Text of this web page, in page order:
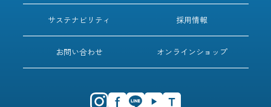
サステナビリティ 採用情報
お問い合わせ オンラインショップ